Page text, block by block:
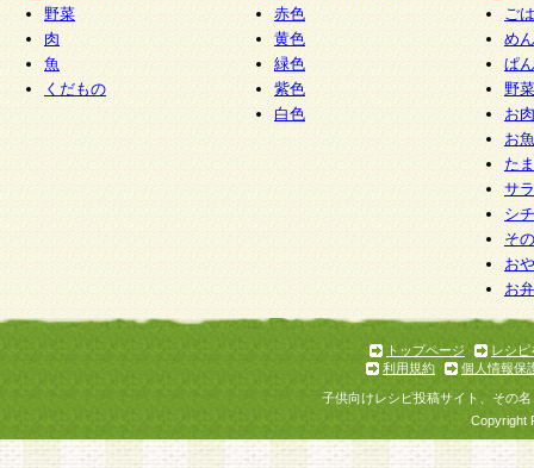
野菜
肉
魚
くだもの
赤色
黄色
緑色
紫色
白色
ご
めん
ぱん
野
お
お
た
サ
シ
そ
お
お
トップページ
レシピ
利用規約
個人情報保
子供向けレシピ投稿サイト、その
Copyright